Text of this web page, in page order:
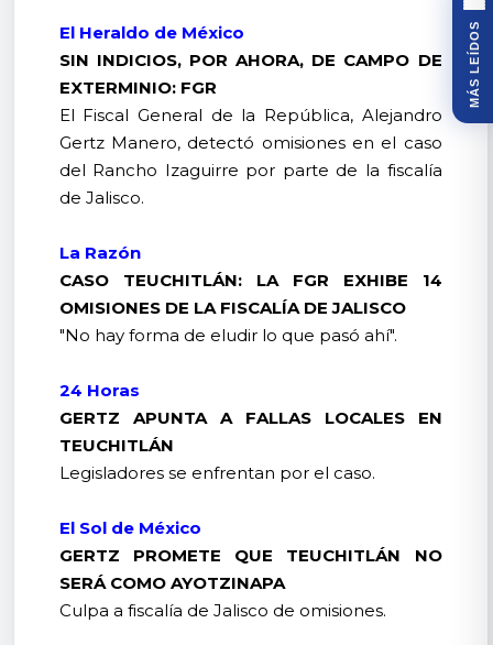
El Heraldo de México
SIN INDICIOS, POR AHORA, DE CAMPO DE
EXTERMINIO: FGR
El Fiscal General de la República, Alejandro
Gertz Manero, detectó omisiones en el caso
del Rancho Izaguirre por parte de la fiscalía
de Jalisco.
La Razón
CASO TEUCHITLÁN: LA FGR EXHIBE 14
OMISIONES DE LA FISCALÍA DE JALISCO
"No hay forma de eludir lo que pasó ahí".
24 Horas
GERTZ APUNTA A FALLAS LOCALES EN
TEUCHITLÁN
Legisladores se enfrentan por el caso.
El Sol de México
GERTZ PROMETE QUE TEUCHITLÁN NO
SERÁ COMO AYOTZINAPA
Culpa a fiscalía de Jalisco de omisiones.
MÁS LEÍDOS